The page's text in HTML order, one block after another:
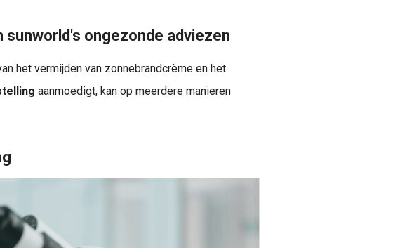
sunworld's ongezonde adviezen
het vermijden van zonnebrandcrème en het
aanmoedigt, kan op meerdere manieren